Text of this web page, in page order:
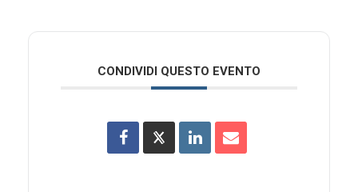
CONDIVIDI QUESTO EVENTO